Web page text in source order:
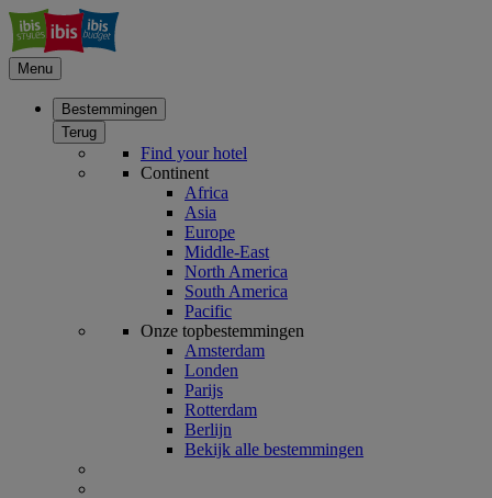
Menu
Bestemmingen
Terug
Find your hotel
Continent
Africa
Asia
Europe
Middle-East
North America
South America
Pacific
Onze topbestemmingen
Amsterdam
Londen
Parijs
Rotterdam
Berlijn
Bekijk alle bestemmingen